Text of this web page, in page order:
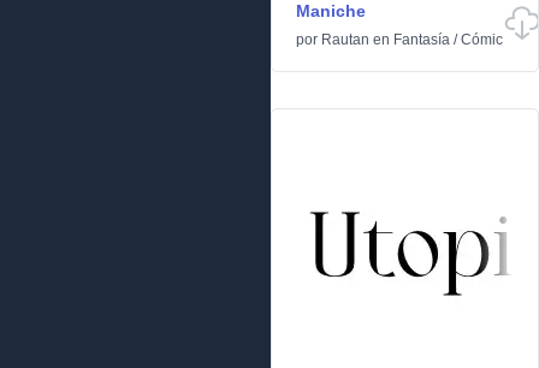
Maniche
por Rautan en Fantasía /Cómic